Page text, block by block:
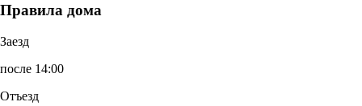
Правила дома
Заезд
после 14:00
Отъезд